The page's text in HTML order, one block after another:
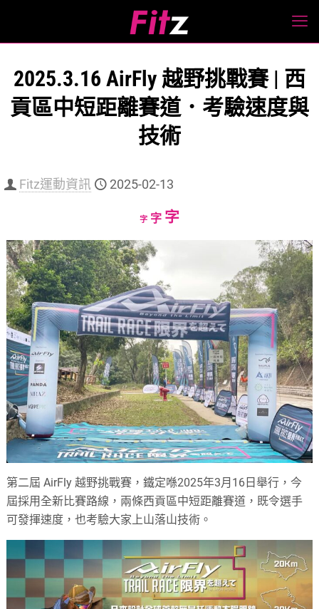
2025.3.16 AirFly 越野挑戰賽 | 西
貢區中短距離賽道．考驗速度與
技術
Fitz運動資訊 2025-02-13
字Decrease
size.
字Reset
字Increase
第二屆 AirFly 越野挑戰賽，鐵定喺2025年3月16日舉行，今
屆採用全新比賽路線，兩條西貢區中短距離賽道，既令選手
可發揮速度，也考驗大家上山落山技術。